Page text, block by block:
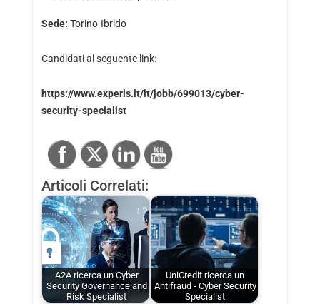
Sede: Torino-Ibrido
Candidati al seguente link:
https://www.experis.it/it/jobb/699013/cyber-
security-specialist
Articoli Correlati:
A2A ricerca un Cyber
Security Governance and
Risk Specialist
UniCredit ricerca un
Antifraud - Cyber Security
Specialist